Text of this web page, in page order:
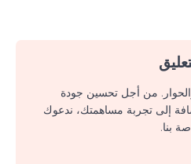
من أجل تحسين جودة
إلى تجربة مساهمتك، ندعوك
بنا.